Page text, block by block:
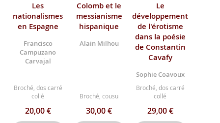
Les
nationalismes
en Espagne
Francisco
Campuzano
Carvajal
Broché, dos carré
collé
20,00 €
Colomb et le
messianisme
hispanique
Alain Milhou
Broché, cousu
30,00 €
Le
développement
de l'érotisme
dans la poésie
de Constantin
Cavafy
Sophie Coavoux
Broché, dos carré
collé
29,00 €